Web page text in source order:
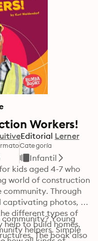
Workers!
Editorial Lerner
Categoría
Infantil
kids aged 4-7 who
world of construction
Through
captivating photos,
different types of
to build homes,
The book also
Young
helpers. Simple